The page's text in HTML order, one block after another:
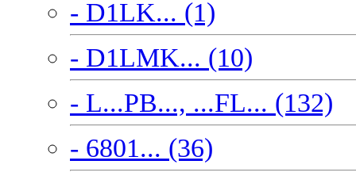
- D1LK... (1)
- D1LMK... (10)
- L...PB..., ...FL... (132)
- 6801... (36)